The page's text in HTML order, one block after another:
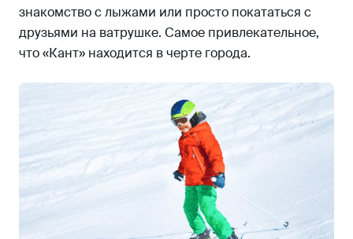
знакомство с лыжами или просто покататься с
друзьями на ватрушке. Самое привлекательное,
что «Кант» находится в черте города.